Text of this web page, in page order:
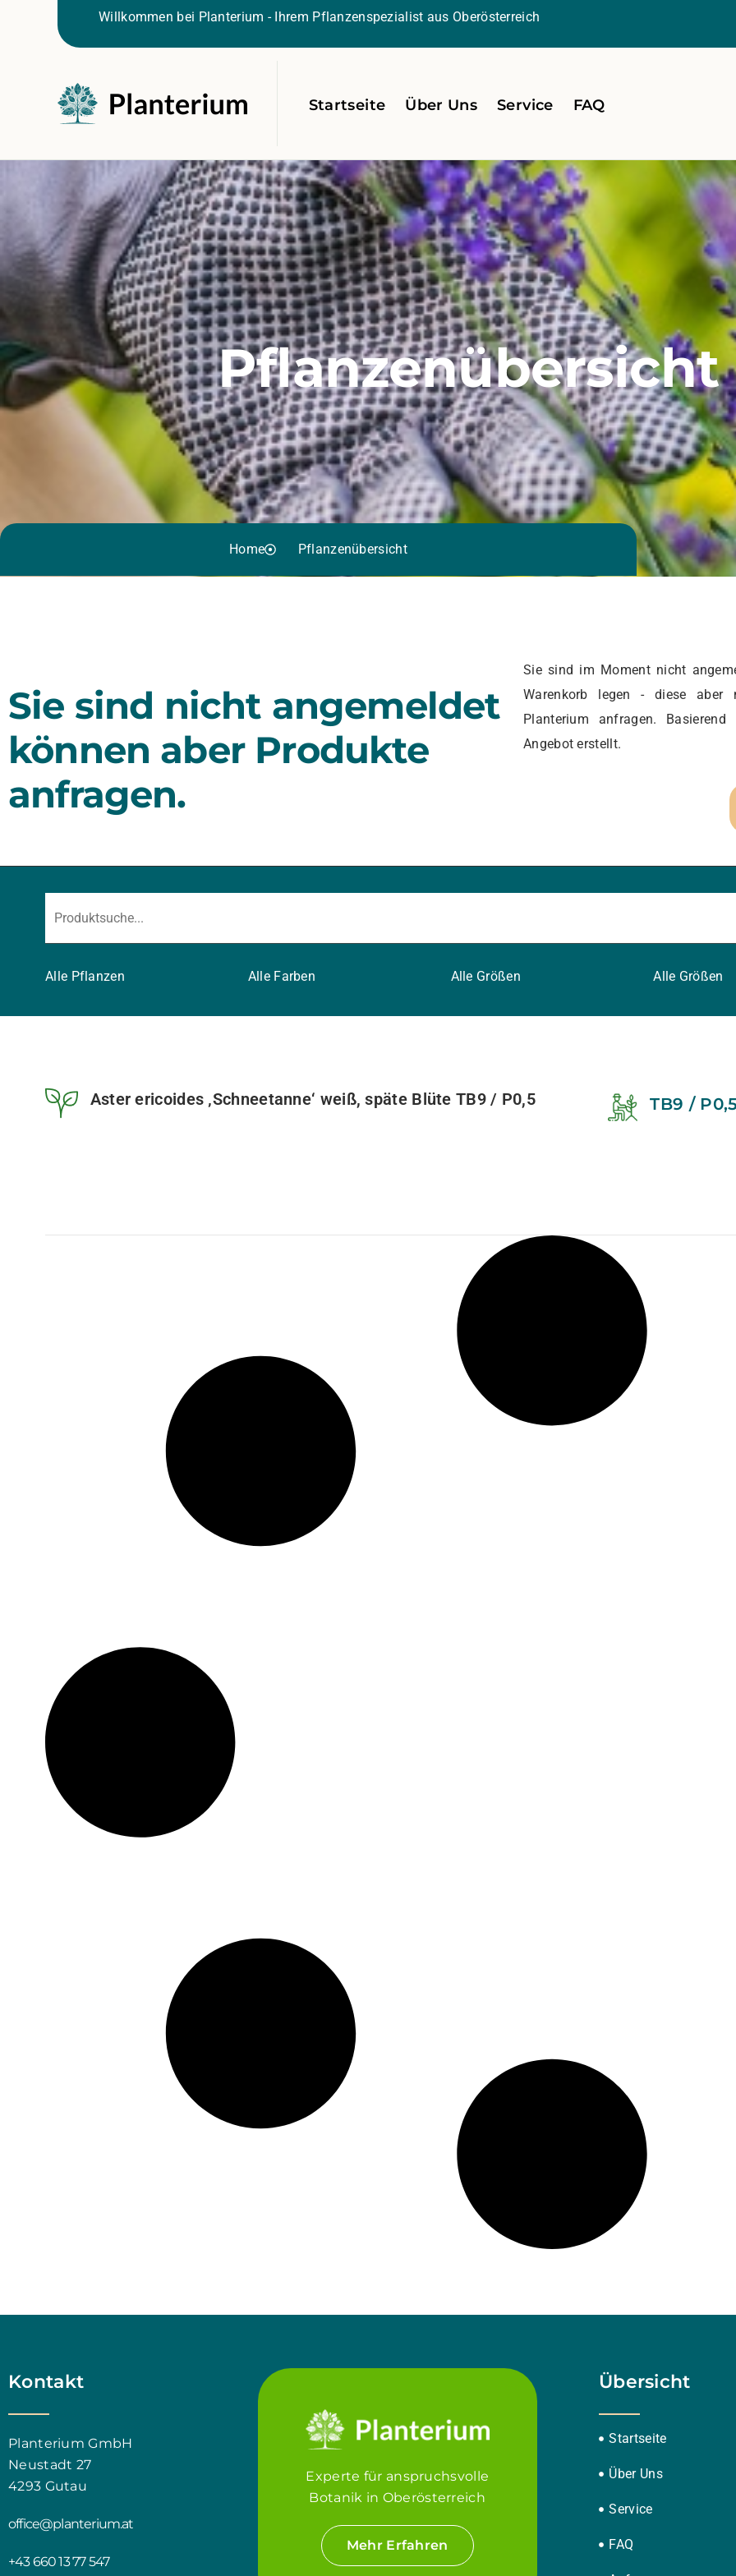
Willkommen bei Planterium - Ihrem Pflanzenspezialist aus Oberösterreich
Startseite Über Uns Service FAQ
Pflanzenübersicht
Home Pflanzenübersicht
Sie sind nicht angemeldet
können aber Produkte
anfragen.
Sie sind im Moment nicht
Warenkorb legen - diese aber
Planterium anfragen.
Angebot erstellt.
Alle Pflanzen Alle Farben Alle Größen Alle Größen
Aster ericoides ‚Schneetanne‘ weiß, späte Blüte TB9 / P0,5 TB9 / P0,5
Kontakt
Planterium GmbH
Neustadt 27
4293 Gutau
office@planterium.at
+43 660 13 77 547
Experte für anspruchsvolle
Botanik in Oberösterreich
Mehr Erfahren
Übersicht
Startseite
Über Uns
Service
FAQ